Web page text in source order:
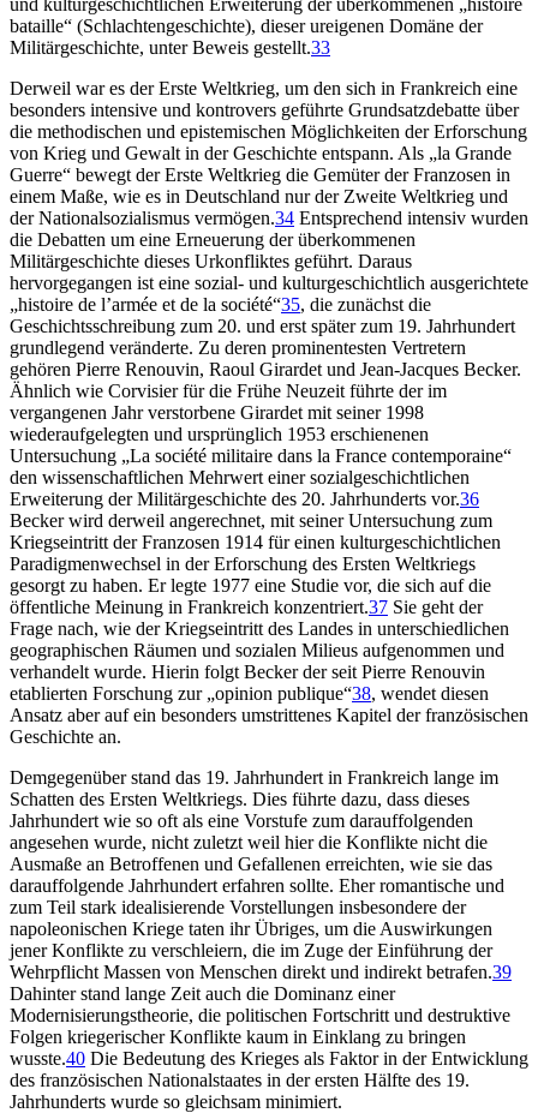
bataille“ (Schlachtengeschichte), dieser ureigenen Domäne der
Militärgeschichte, unter Beweis gestellt.33
Derweil war es der Erste Weltkrieg, um den sich in Frankreich eine
besonders intensive und kontrovers geführte Grundsatzdebatte über
die methodischen und epistemischen Möglichkeiten der Erforschung
von Krieg und Gewalt in der Geschichte entspann. Als „la Grande
Guerre“ bewegt der Erste Weltkrieg die Gemüter der Franzosen in
einem Maße, wie es in Deutschland nur der Zweite Weltkrieg und
der Nationalsozialismus vermögen.34 Entsprechend intensiv wurden
die Debatten um eine Erneuerung der überkommenen
Militärgeschichte dieses Urkonfliktes geführt. Daraus
hervorgegangen ist eine sozial- und kulturgeschichtlich ausgerichtete
„histoire de l’armée et de la société“35, die zunächst die
Geschichtsschreibung zum 20. und erst später zum 19. Jahrhundert
grundlegend veränderte. Zu deren prominentesten Vertretern
gehören Pierre Renouvin, Raoul Girardet und Jean-Jacques Becker.
Ähnlich wie Corvisier für die Frühe Neuzeit führte der im
vergangenen Jahr verstorbene Girardet mit seiner 1998
wiederaufgelegten und ursprünglich 1953 erschienenen
Untersuchung „La société militaire dans la France contemporaine“
den wissenschaftlichen Mehrwert einer sozialgeschichtlichen
Erweiterung der Militärgeschichte des 20. Jahrhunderts vor.36
Becker wird derweil angerechnet, mit seiner Untersuchung zum
Kriegseintritt der Franzosen 1914 für einen kulturgeschichtlichen
Paradigmenwechsel in der Erforschung des Ersten Weltkriegs
gesorgt zu haben. Er legte 1977 eine Studie vor, die sich auf die
öffentliche Meinung in Frankreich konzentriert.37 Sie geht der
Frage nach, wie der Kriegseintritt des Landes in unterschiedlichen
geographischen Räumen und sozialen Milieus aufgenommen und
verhandelt wurde. Hierin folgt Becker der seit Pierre Renouvin
etablierten Forschung zur „opinion publique“38, wendet diesen
Ansatz aber auf ein besonders umstrittenes Kapitel der französischen
Geschichte an.
Demgegenüber stand das 19. Jahrhundert in Frankreich lange im
Schatten des Ersten Weltkriegs. Dies führte dazu, dass dieses
Jahrhundert wie so oft als eine Vorstufe zum darauffolgenden
angesehen wurde, nicht zuletzt weil hier die Konflikte nicht die
Ausmaße an Betroffenen und Gefallenen erreichten, wie sie das
darauffolgende Jahrhundert erfahren sollte. Eher romantische und
zum Teil stark idealisierende Vorstellungen insbesondere der
napoleonischen Kriege taten ihr Übriges, um die Auswirkungen
jener Konflikte zu verschleiern, die im Zuge der Einführung der
Wehrpflicht Massen von Menschen direkt und indirekt betrafen.39
Dahinter stand lange Zeit auch die Dominanz einer
Modernisierungstheorie, die politischen Fortschritt und destruktive
Folgen kriegerischer Konflikte kaum in Einklang zu bringen
wusste.40 Die Bedeutung des Krieges als Faktor in der Entwicklung
des französischen Nationalstaates in der ersten Hälfte des 19.
Jahrhunderts wurde so gleichsam minimiert.